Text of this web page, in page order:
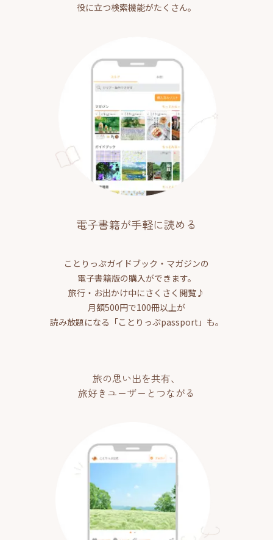
役に立つ検索機能がたくさん。
電子書籍が手軽に読める
ことりっぷガイドブック・マガジンの
電子書籍版の購入ができます。
旅行・お出かけ中にさくさく閲覧♪
月額500円で100冊以上が
読み放題になる「ことりっぷpassport」も。
旅の思い出を共有、
旅好きユーザーとつながる